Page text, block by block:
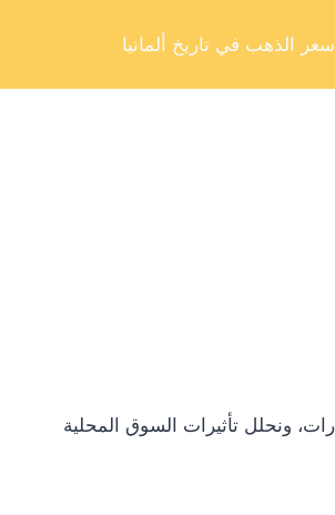
سعر الذهب في تاريخ ألمانيا
ونحلل تأثيرات السوق المحلية